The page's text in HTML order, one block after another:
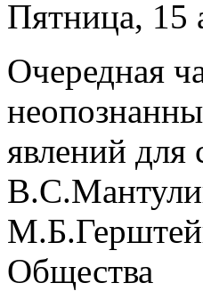
Пятница, 15
Очередная
явлений для
Общества